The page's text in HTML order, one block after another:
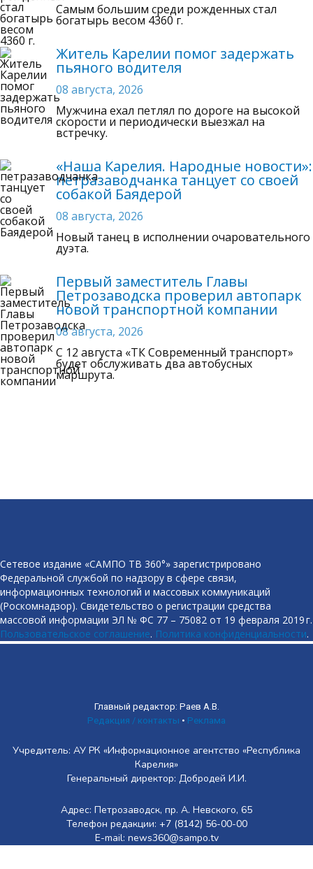
Самым большим среди рожденных стал
богатырь весом 4360 г.
Житель Карелии помог задержать
пьяного водителя
08 августа, 2026
Мужчина ехал петлял по дороге на высокой
скорости и периодически выезжал на
встречку.
«Наша Карелия. Народные новости»:
петразаводчанка танцует со своей
собакой Баядерой
08 августа, 2026
Новый танец в исполнении очаровательного
дуэта.
Первый заместитель Главы
Петрозаводска проверил автопарк
новой транспортной компании
08 августа, 2026
C 12 августа «ТК Современный транспорт»
будет обслуживать два автобусных
маршрута.
Сетевое издание «САМПО ТВ 360°» зарегистрировано
Федеральной службой по надзору в сфере связи,
информационных технологий и массовых коммуникаций
(Роскомнадзор). Свидетельство о регистрации средства
массовой информации ЭЛ № ФС 77 – 75082 от 19 февраля 2019 г.
Пользовательское соглашение. Политика конфиденциальности.
Главный редактор: Раев А.В.
Редакция / контакты • Реклама
Учредитель: АУ РК «Информационное агентство «Республика
Карелия»
Генеральный директор: Добродей И.И.
Адрес: Петрозаводск, пр. А. Невского, 65
Телефон редакции: +7 (8142) 56-00-00
E-mail: news360@sampo.tv